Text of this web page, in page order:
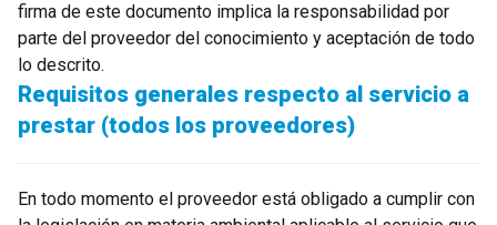
firma de este documento implica la responsabilidad por
parte del proveedor del conocimiento y aceptación de todo
lo descrito.
Requisitos generales respecto al servicio a
prestar (todos los proveedores)
En todo momento el proveedor está obligado a cumplir con